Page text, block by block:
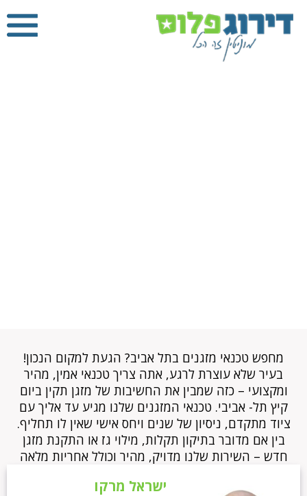
מחפש טכנאי מזגנים בתל אביב? הגעת למקום הנכון!
בעיר שלא עוצרת לרגע, אתה צריך טכנאי אמין, מהיר
ומקצועי – כזה שמבין את החשיבות של מזגן תקין ביום
קיץ תל- אביבי. טכנאי המזגנים שלנו מגיע עד אליך עם
ציוד מתקדם, ניסיון של שנים ויחס אישי שאין לו תחליף.
בין אם מדובר בתיקון תקלות, מילוי גז או התקנת מזגן
חדש – השירות שלנו מדויק, מהיר וכולל אחריות מלאה
ישראל מרקו